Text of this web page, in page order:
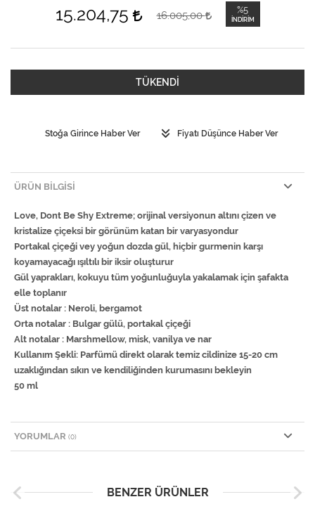
15.204,75 16.005,00 %5
İNDIRIM
TÜKENDİ
Stoğa Girince Haber Ver Fiyatı Düşünce Haber Ver
ÜRÜN BILGISI
Love, Dont Be Shy Extreme; orijinal versiyonun altını çizen ve
kristalize çiçeksi bir görünüm katan bir varyasyondur
Portakal çiçeği vey yoğun dozda gül, hiçbir gurmenin karşı
koyamayacağı ışıltılı bir iksir oluşturur
Gül yaprakları, kokuyu tüm yoğunluğuyla yakalamak için şafakta
elle toplanır
Üst notalar : Neroli, bergamot
Orta notalar : Bulgar gülü, portakal çiçeği
Alt notalar : Marshmellow, misk, vanilya ve nar
Kullanım Şekli: Parfümü direkt olarak temiz cildinize 15-20 cm
uzaklığından sıkın ve kendiliğinden kurumasını bekleyin
50 ml
YORUMLAR (0)
BENZER ÜRÜNLER